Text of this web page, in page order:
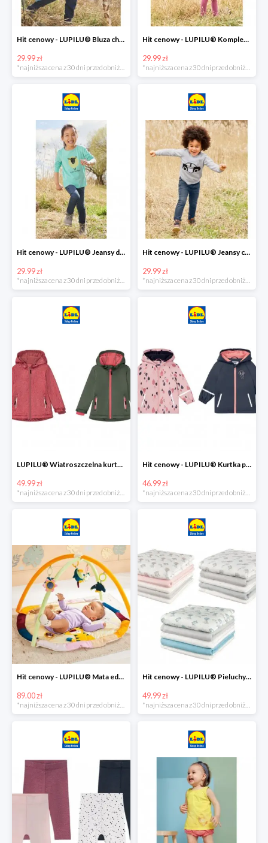
Hit cenowy - LUPILU® Bluza chłopięca w stylu college
29.99 zł
*najniższa cena z 30 dni przed obniżką
Hit cenowy - LUPILU® Komplet dziewczęcy (sukienka + legginsy)
29.99 zł
*najniższa cena z 30 dni przed obniżką
Hit cenowy - LUPILU® Jeansy dziewczęce slim fit
29.99 zł
Hit cenowy - LUPILU® Jeansy chłopięce slim fit
29.99 zł
LUPILU® Wiatroszczelna kurtka dziecięca softshell, 1 sztuka
49.99 zł
Hit cenowy - LUPILU® Kurtka przeciwdeszczowa dziewczęca, 1 sztuka
46.99 zł
Hit cenowy - LUPILU® Mata edukacyjna dla niemowląt, 1 sztuka
89.00 zł
*najniższa cena z 30 dni przed obniżką
Hit cenowy - LUPILU® Pieluchy tetrowe 80x80 cm, z biobawełny, 5 sztuk
49.99 zł
*najniższa cena z 30 dni przed obniżką